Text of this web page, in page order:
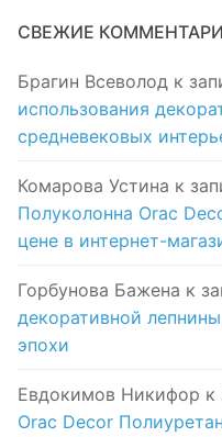
СВЕЖИЕ
Брагин Всеволод к
использования
средневековых
Комарова Устина к
Полуколонна Orac
цене в интернет-
Горбунова Бажена к
декоративной
эпохи
Евдокимов Никифор к
Orac Decor